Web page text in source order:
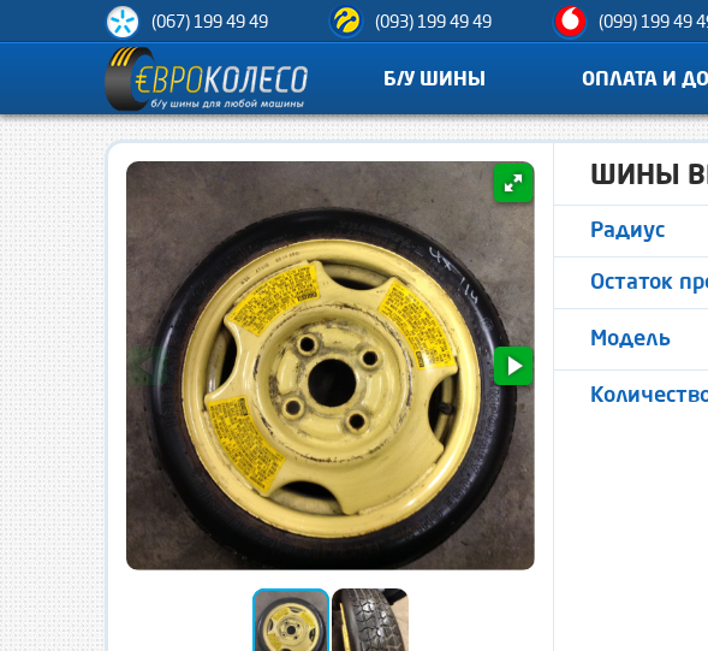
(067) 199 49 49 (093) 199 49 49 (099) 199 49
Б/У ШИНЫ ОПЛАТА И
ШИНЫ
Радиус
Остаток
Модель